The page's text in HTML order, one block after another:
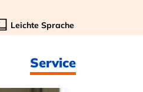
Leichte Sprache
Service